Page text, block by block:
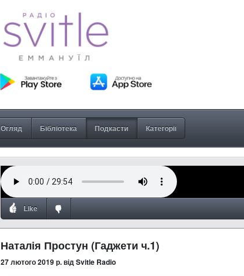
Огляд Бібліотека Подкасти Категорії
Like
Наталія Простун (Гаджети ч.1)
27 лютого 2019 р.від Svitle Radio